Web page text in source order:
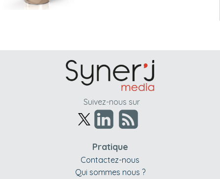
Suivez-nous sur
Pratique
Contactez-nous
Qui sommes nous ?